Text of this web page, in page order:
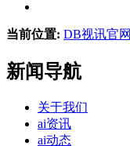
当前位置: DB视讯官网
新闻导航
关于我们
ai资讯
ai动态